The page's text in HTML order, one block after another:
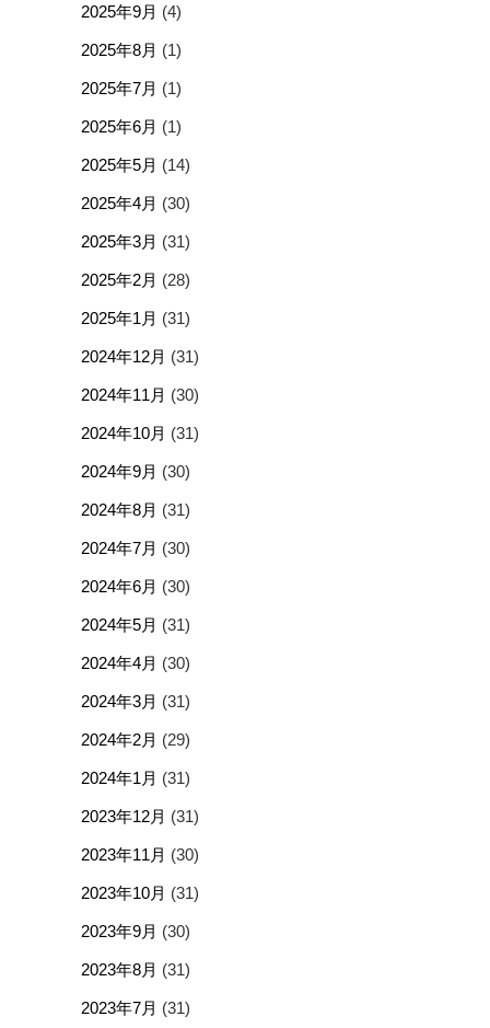
2025年9月 (4)
2025年8月 (1)
2025年7月 (1)
2025年6月 (1)
2025年5月 (14)
2025年4月 (30)
2025年3月 (31)
2025年2月 (28)
2025年1月 (31)
2024年12月 (31)
2024年11月 (30)
2024年10月 (31)
2024年9月 (30)
2024年8月 (31)
2024年7月 (30)
2024年6月 (30)
2024年5月 (31)
2024年4月 (30)
2024年3月 (31)
2024年2月 (29)
2024年1月 (31)
2023年12月 (31)
2023年11月 (30)
2023年10月 (31)
2023年9月 (30)
2023年8月 (31)
2023年7月 (31)